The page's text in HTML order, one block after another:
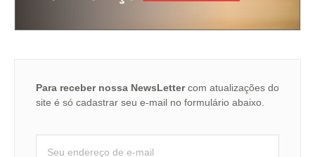
Para receber nossa NewsLettercom atualizações do
site é só cadastrar seu e-mail no formulário abaixo.